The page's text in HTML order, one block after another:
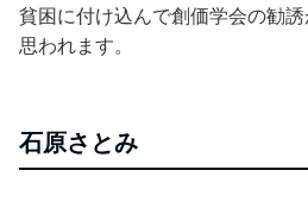
貧困に付け込んで創価学会の勧
思われます。
石原さとみ